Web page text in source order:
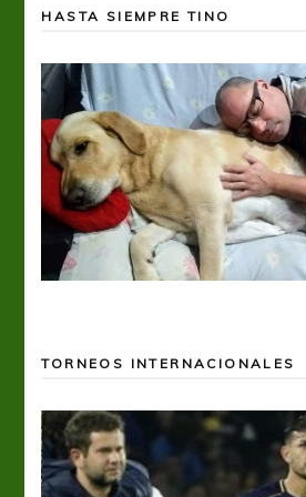
HASTA SIEMPRE TINO
TORNEOS INTERNACIONALES